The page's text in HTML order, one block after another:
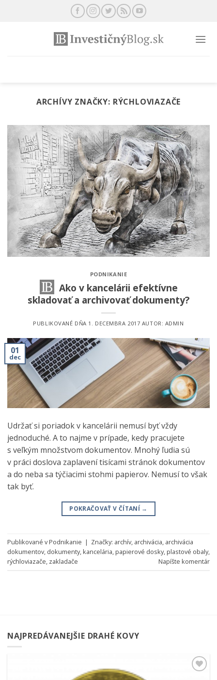
ARCHÍVY ZNAČKY: RÝCHLOVIAZAČE
PODNIKANIE
Ako v kancelárii efektívne
skladovať a archivovať dokumenty?
PUBLIKOVANÉ DŇA 1. DECEMBRA 2017 AUTOR: ADMIN
01
dec
Udržať si poriadok v kancelárii nemusí byť vždy
jednoduché. A to najme v prípade, kedy pracujete
s veľkým množstvom dokumentov. Mnohý ľudia sú
v práci doslova zaplavení tisícami stránok dokumentov
a do neba sa týčiacimi stohmi papierov. Nemusí to však
tak byť.
POKRAČOVAŤ V ČÍTANÍ →
Publikované vPodnikanie | Značky: archív, archivácia, archivácia
dokumentov, dokumenty,kancelária,papierové dosky,plastové obaly,
rýchloviazače, zakladače Napíšte komentár
NAJPREDÁVANEJŠIE DRAHÉ KOVY